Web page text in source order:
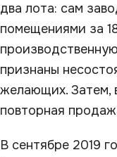
два лота: сам
помещениями за
признаны
желающих. Затем,
повторная
В сентябре 2019